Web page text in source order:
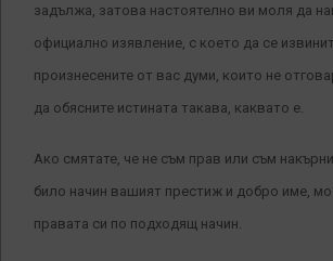
задължа, затова настоятелно ви моля да
официално изявление, с което да се
произнесените от вас думи, които не
да обясните истината такава, каквато е.
Ако смятате, че не съм прав или съм
било начин вашият престиж и добро име,
правата си по подходящ начин.